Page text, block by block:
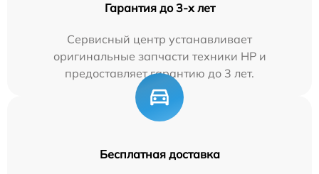
Гарантия до 3-х лет
Сервисный центр устанавливает
оригинальные запчасти техники HP и
предоставляет гарантию до 3 лет.
Бесплатная доставка